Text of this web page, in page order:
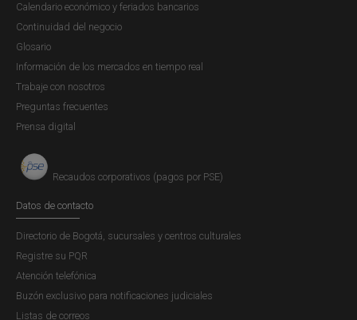
Calendario económico y feriados bancarios
Continuidad del negocio
Glosario
Información de los mercados en tiempo real
Trabaje con nosotros
Preguntas frecuentes
Prensa digital
Recaudos corporativos (pagos por PSE)
Datos de contacto
Directorio de Bogotá, sucursales y centros culturales
Registre su PQR
Atención telefónica
Buzón exclusivo para notificaciones judiciales
Listas de correos